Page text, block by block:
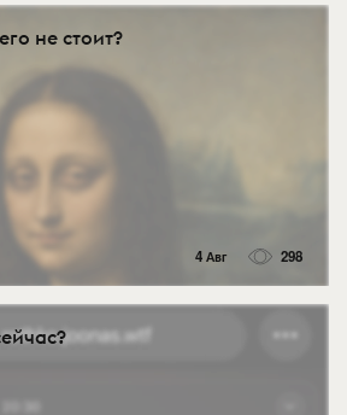
не стоит?
4 Авг 298